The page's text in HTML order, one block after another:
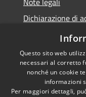
Dichiarazione di
Meccanismo di
Questo sito web
necessari al corretto
nonché un cookie
informazioni
Per maggiori dettagli,